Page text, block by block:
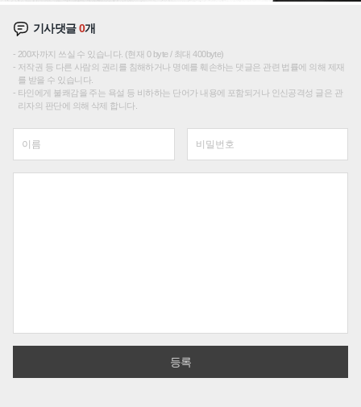
기사댓글0개
200자까지 쓰실 수 있습니다. (현재 0 byte / 최대 400byte)
저작권 등 다른 사람의 권리를 침해하거나 명예를 훼손하는 댓글은 관련 법률에 의해 제재
를 받을 수 있습니다.
타인에게 불쾌감을 주는 욕설 등 비하하는 단어가 내용에 포함되거나 인신공격성 글은 관
리자의 판단에 의해 삭제 합니다.